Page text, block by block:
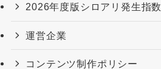
2026年度版シロアリ発⽣指数
運営企業
コンテンツ制作ポリシー